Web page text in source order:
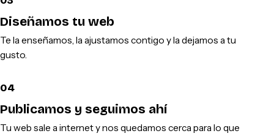
Diseñamos tu web
Te la enseñamos, la ajustamos contigo y la dejamos a tu
gusto.
04
Publicamos y seguimos ahí
Tu web sale a internet y nos quedamos cerca para lo que